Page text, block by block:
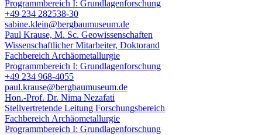
Programmbereich I: Grundlagenforschung
+49 234 282538-30
sabine.klein@bergbaumuseum.de
Paul Krause, M. Sc. Geowissenschaften
Wissenschaftlicher Mitarbeiter, Doktorand
Fachbereich Archäometallurgie
Programmbereich I: Grundlagenforschung
+49 234 968-4055
paul.krause@bergbaumuseum.de
Hon.-Prof. Dr. Nima Nezafati
Stellvertretende Leitung Forschungsbereich
Fachbereich Archäometallurgie
Programmbereich I: Grundlagenforschung